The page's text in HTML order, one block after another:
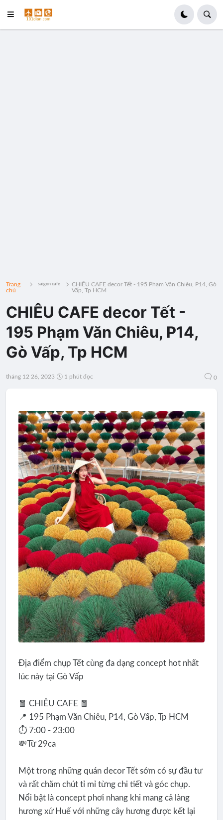
Trang
chủ
saigon cafe
CHIÊU CAFE decor Tết - 195 Phạm Văn Chiêu, P14, Gò
Vấp, Tp HCM
CHIÊU CAFE decor Tết -
195 Phạm Văn Chiêu, P14,
Gò Vấp, Tp HCM
tháng 12 26, 2023 1 phút đọc 0
Địa điểm chụp Tết cùng đa dạng concept hot nhất
lúc này tại Gò Vấp
🧧 CHIÊU CAFE 🧧
📍 195 Phạm Văn Chiêu, P14, Gò Vấp, Tp HCM
⏱ 7:00 - 23:00
💸Từ 29ca
Một trong những quán decor Tết sớm có sự đầu tư
và rất chăm chút tỉ mỉ từng chi tiết và góc chụp.
Nổi bật là concept phơi nhang khi mang cả làng
hương xứ Huế với những cây hương được kết lại